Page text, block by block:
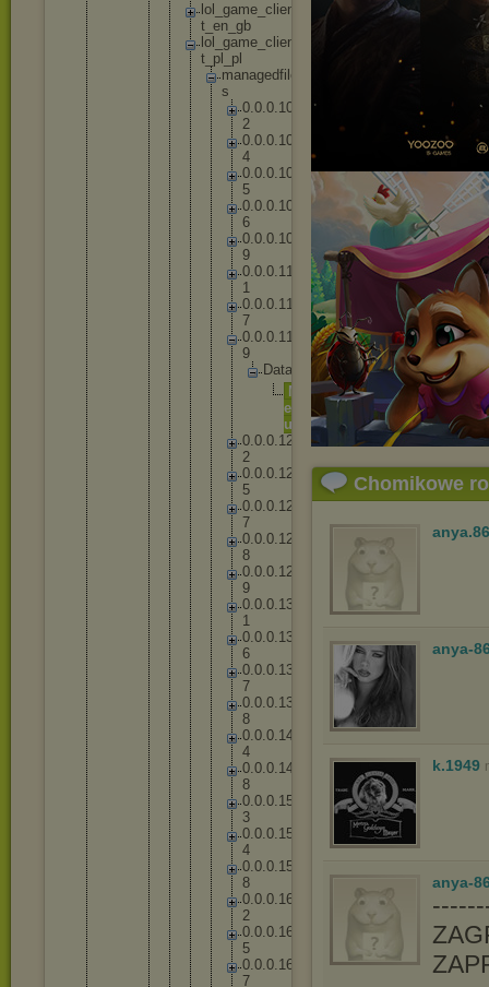
lo
game _c lien
t_ en _gb
lo
game _c lien
t_ pl _p
managedfi e
s
0.0.0.10
2
0.0.0.10
4
0.0.0.10
5
0.0.0.10
6
0.0.0.10
9
0.0.0.11
1
0.0.0.11
7
0.0.0.11
9
Data
M
e
u
0.0.0.12
2
0.0.0.12
5
0.0.0.12
7
0.0.0.12
8
0.0.0.12
9
0.0.0.13
1
0.0.0.13
6
0.0.0.13
7
0.0.0.13
8
0.0.0.14
4
0.0.0.14
8
0.0.0.15
3
0.0.0.15
4
0.0.0.15
8
0.0.0.16
2
0.0.0.16
5
0.0.0.16
7
Chomikowe
anya.86
anya-
k.1949
anya-